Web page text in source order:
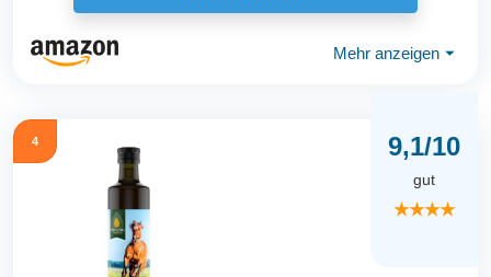
Mehr anzeigen ⏷
4 9,1/10
gut
★★★★